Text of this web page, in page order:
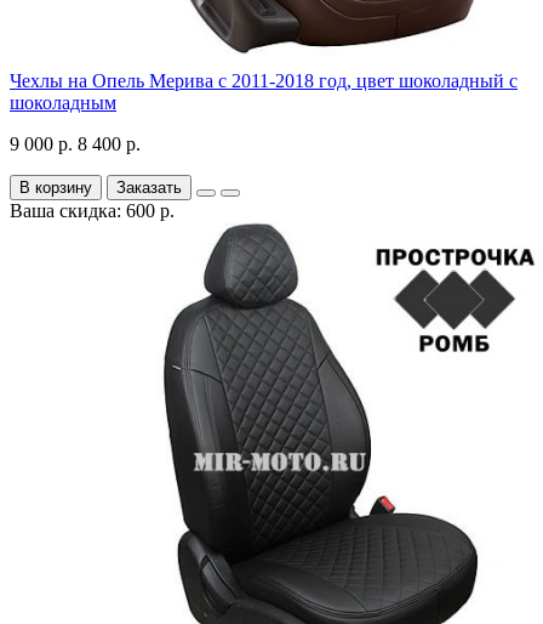
Чехлы на Опель Мерива с 2011-2018 год, цвет шоколадный с
шоколадным
9 000 р. 8 400 р.
В корзину Заказать
Ваша скидка: 600 р.